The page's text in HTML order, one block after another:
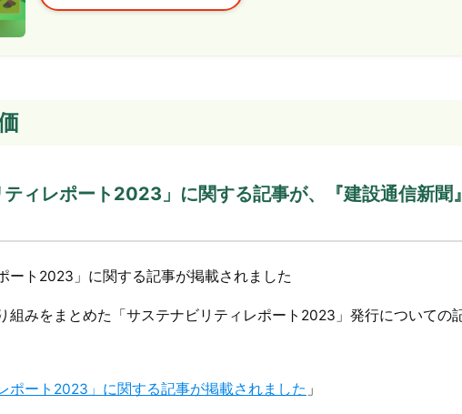
ィレポート2023」に関する記事が、『建設通信新聞
ート2023」に関する記事が掲載されました
組みをまとめた「サステナビリティレポート2023」発行についての
ポート2023」に関する記事が掲載されました 」